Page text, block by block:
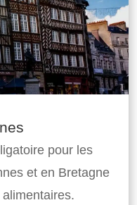
pour les
et en Bretagne